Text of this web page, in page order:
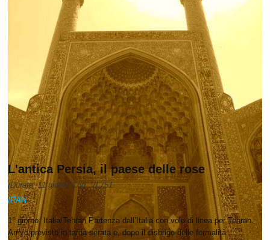
L'antica Persia, il paese delle rose
(Durata: 11 giorni) Cod. VL751
IRAN
1° giorno: Italia/Tehran Partenza dall’Italia con volo di linea per Tehran.
Arrivo previsto in tarda serata e, dopo il disbrigo delle formalità